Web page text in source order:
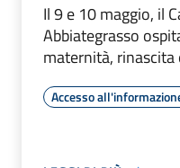
Il 9 e 10 maggio, il
Abbiategrasso
maternità, rinascita
Accesso